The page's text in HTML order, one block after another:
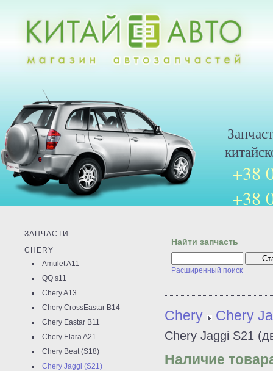
+38
+38
ЗАПЧАСТИ
CHERY
Amulet A11
QQ s11
Chery A13
Chery CrossEastar B14
Chery Eastar B11
Chery Elara A21
Chery Beat (S18)
Chery Jaggi (S21)
Найти запчасть
Расширенный поиск
Chery Chery
Chery Jaggi S21
Наличие